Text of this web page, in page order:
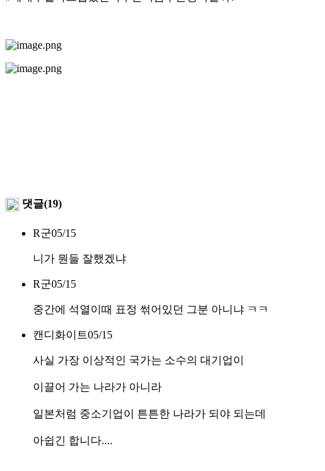
댓글(19)
R군05/15
니가 뭔들 잘했겠냐
R군05/15
중간에 석열이때 표정 썪어있던 그분 아니냐 ㅋㅋ
캔디화이트05/15
사실 가장 이상적인 국가는 소수의 대기업이
이끌어 가는 나라가 아니라
일본처럼 중소기업이 튼튼한 나라가 되야 되는데
아쉽긴 합니다....